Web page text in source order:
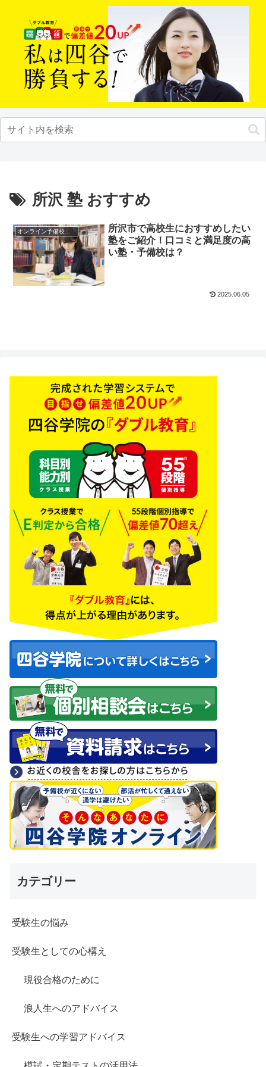
所沢 塾 おすすめ
オンライン予備校・塾の活用法
所沢市で高校生におすすめしたい
塾をご紹介！口コミと満足度の高
い塾・予備校は？
2025.06.05
カテゴリー
受験生の悩み
受験生としての心構え
現役合格のために
浪人生へのアドバイス
受験生への学習アドバイス